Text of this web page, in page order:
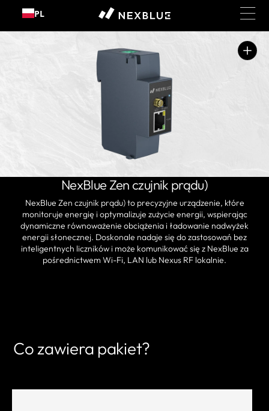
do
PL
Otwórz
media
galerii
NexBlue Zen czujnik prądu)
NexBlue Zen czujnik prądu) to precyzyjne urządzenie, które
monitoruje energię i optymalizuje zużycie energii, wspierając
dynamiczne równoważenie obciążenia i ładowanie nadwyżek
energii słonecznej. Doskonale nadaje się do zastosowań bez
inteligentnych liczników i może komunikować się z NexBlue za
pośrednictwem Wi-Fi, LAN lub Nexus RF lokalnie.
Co zawiera pakiet?